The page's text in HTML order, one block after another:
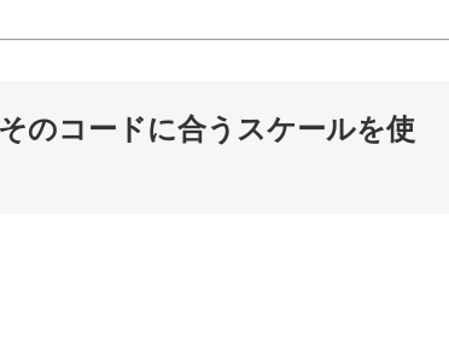
のコードに合うスケールを使